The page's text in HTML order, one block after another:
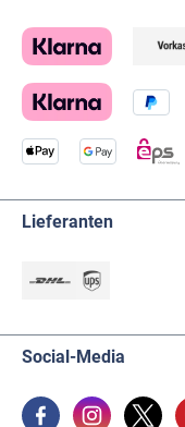
Lieferanten
Social-Media